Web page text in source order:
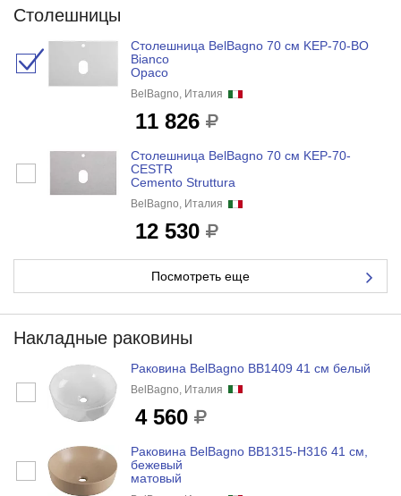
Столешницы
Столешница BelBagno 70 см KEP-70-BO
Bianco
Opaco
BelBagno, Италия
11 826
Столешница BelBagno 70 см KEP-70-
CESTR
Cemento Struttura
BelBagno, Италия
12 530
Посмотреть еще
Накладные раковины
Раковина BelBagno BB1409 41 см белый
BelBagno, Италия
4 560
Раковина BelBagno BB1315-H316 41 см,
бежевый
матовый